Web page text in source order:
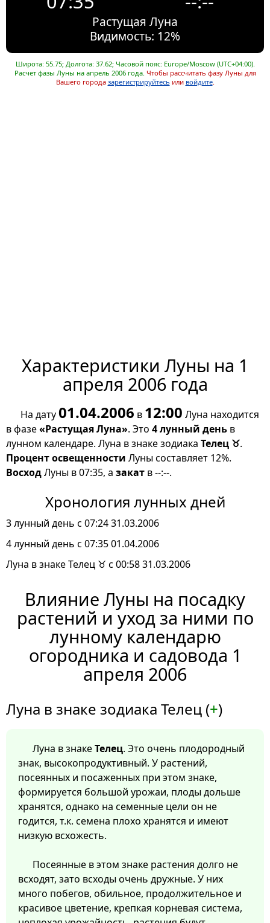
Растущая Луна
Видимость: 12%
Широта: 55.75; Долгота: 37.62; Часовой пояс: Europe/Moscow (UTC+04:00).
Расчет фазы Луны на апрель 2006 года. Чтобы рассчитать фазу Луны для
Вашего города зарегистрируйтесь или войдите.
Характеристики Луны на 1
апреля 2006 года
На дату01.04.2006 в 12:00 Луна находится
в фазе«Растущая Луна». Это 4 лунный день в
лунном календаре. Луна в знаке зодиака Телец ♉.
Процент освещенности Луны составляет 12%.
ВосходЛуны в 07:35, а закат в --:--.
Хронология лунных дней
3 лунный день с 07:24 31.03.2006
4 лунный день с 07:35 01.04.2006
Луна в знаке Телец ♉ с 00:58 31.03.2006
Влияние Луны на посадку
растений и уход за ними по
лунному календарю
огородника и садовода 1
апреля 2006
Луна в знаке зодиака Телец (+)
Луна в знакеТелец. Это очень плодородный
знак, высокопродуктивный. У растений,
посеянных и посаженных при этом знаке,
формируется большой урожаи, плоды дольше
хранятся, однако на семенные цели он не
годится, т.к. семена плохо хранятся и имеют
низкую всхожесть.
Посеянные в этом знаке растения долго не
всходят, зато всходы очень дружные. У них
много побегов, обильное, продолжительное и
красивое цветение, крепкая корневая система,